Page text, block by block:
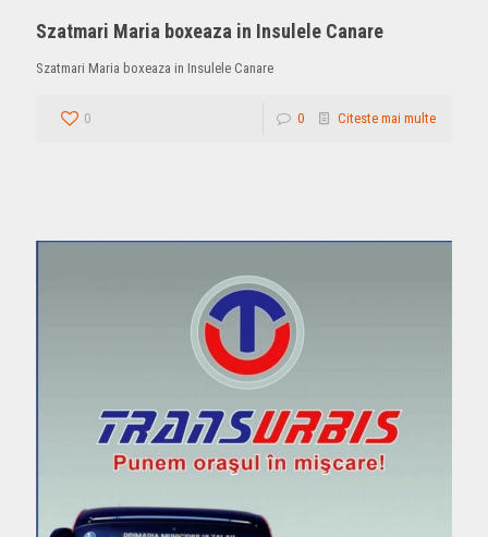
Szatmari Maria boxeaza in Insulele Canare
Szatmari Maria boxeaza in Insulele Canare
0 0 Citeste mai multe